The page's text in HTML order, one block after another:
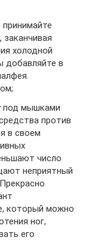
холодной
добавляйте в
под мышками
против
в своем
число
неприятный
который можно
ног,
его